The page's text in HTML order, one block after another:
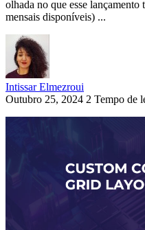
olhada no que esse
mensais disponíveis) ...
Intissar Elmezroui
Outubro 25, 2024 2 Tempo de